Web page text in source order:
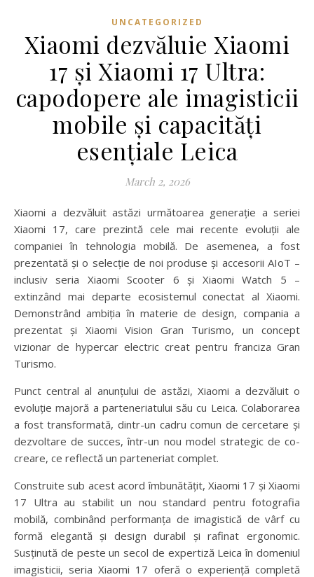
UNCATEGORIZED
Xiaomi dezvăluie Xiaomi
17 și Xiaomi 17 Ultra:
capodopere ale imagisticii
mobile și capacități
esențiale Leica
March 2, 2026
Xiaomi a dezvăluit astăzi următoarea generație a seriei
Xiaomi 17, care prezintă cele mai recente evoluții ale
companiei în tehnologia mobilă. De asemenea, a fost
prezentată și o selecție de noi produse și accesorii AIoT –
inclusiv seria Xiaomi Scooter 6 și Xiaomi Watch 5 –
extinzând mai departe ecosistemul conectat al Xiaomi.
Demonstrând ambiția în materie de design, compania a
prezentat și Xiaomi Vision Gran Turismo, un concept
vizionar de hypercar electric creat pentru franciza Gran
Turismo.
Punct central al anunțului de astăzi, Xiaomi a dezvăluit o
evoluție majoră a parteneriatului său cu Leica. Colaborarea
a fost transformată, dintr-un cadru comun de cercetare și
dezvoltare de succes, într-un nou model strategic de co-
creare, ce reflectă un parteneriat complet.
Construite sub acest acord îmbunătățit, Xiaomi 17 și Xiaomi
17 Ultra au stabilit un nou standard pentru fotografia
mobilă, combinând performanța de imagistică de vârf cu
formă elegantă și design durabil și rafinat ergonomic.
Susținută de peste un secol de expertiză Leica în domeniul
imagisticii, seria Xiaomi 17 oferă o experiență completă